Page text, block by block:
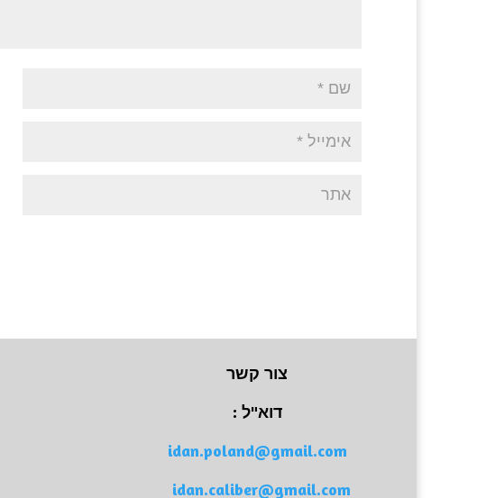
צור קשר
דוא"ל :
idan.poland@gmail.com
idan.caliber@gmail.com